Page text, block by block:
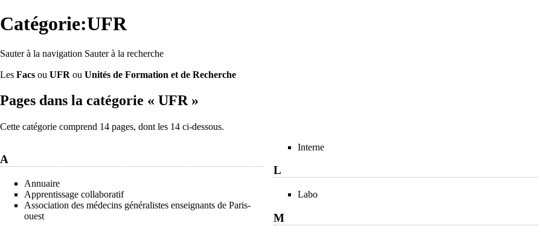
Catégorie:UFR
Sauter à la navigation Sauter à la recherche
Les Facs ou UFR ou Unités de Formation et de Recherche
Pages dans la catégorie « UFR »
Cette catégorie comprend 14 pages, dont les 14 ci-dessous.
A
Annuaire
Apprentissage collaboratif
Association des médecins généralistes enseignants de Paris-
ouest
Interne
L
Labo
M